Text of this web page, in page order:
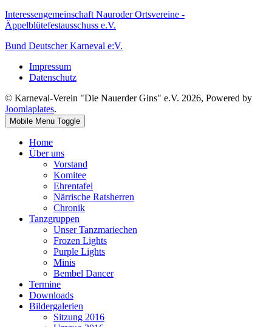
Interessengemeinschaft Nauroder Ortsvereine -
Äppelblütefestausschuss e.V.
Bund Deutscher Karneval e:V.
Impressum
Datenschutz
© Karneval-Verein "Die Nauerder Gins" e.V. 2026, Powered by
Joomlaplates.
Mobile Menu Toggle
Home
Über uns
Vorstand
Komitee
Ehrentafel
Närrische Ratsherren
Chronik
Tanzgruppen
Unser Tanzmariechen
Frozen Lights
Purple Lights
Minis
Bembel Dancer
Termine
Downloads
Bildergalerien
Sitzung 2016